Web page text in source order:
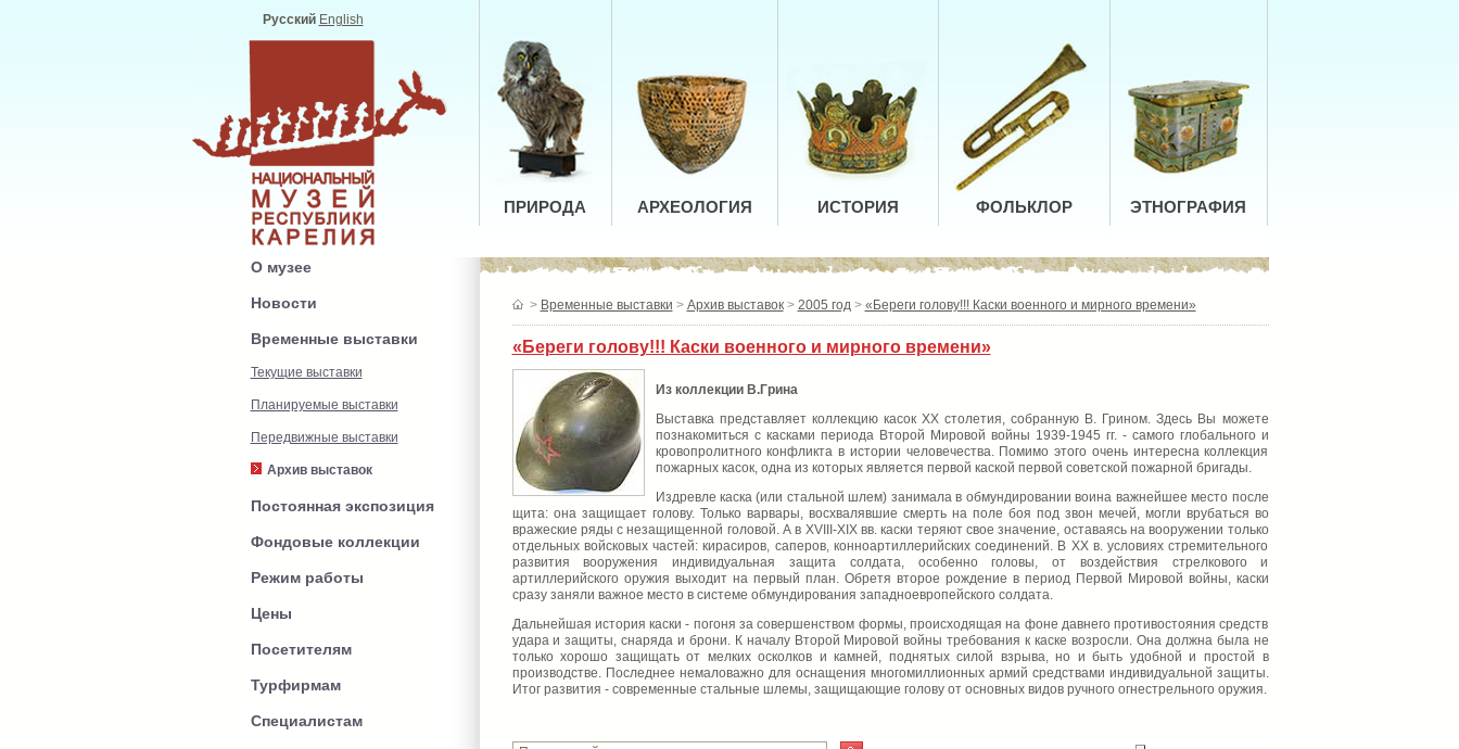
Русский English
ПРИРОДА АРХЕОЛОГИЯ ИСТОРИЯ ФОЛЬКЛОР ЭТНОГРАФИЯ
О музее
Новости
Временные выставки
Текущие выставки
Планируемые выставки
Передвижные выставки
Архив выставок
Постоянная экспозиция
Фондовые коллекции
Режим работы
Цены
Посетителям
Турфирмам
Специалистам
> Временные выставки > Архив выставок> 2005 год> «Береги голову!!! Каски военного и мирного времени»
«Береги голову!!! Каски военного и мирного времени»
Из коллекции В.Грина
Выставка представляет коллекцию касок ХХ столетия, собранную В. Грином. Здесь Вы можете
познакомиться с касками периода Второй Мировой войны 1939-1945 гг. - самого глобального и
кровопролитного конфликта в истории человечества. Помимо этого очень интересна коллекция
пожарных касок, одна из которых является первой каской первой советской пожарной бригады.
Издревле каска (или стальной шлем) занимала в обмундировании воина важнейшее место после
щита: она защищает голову. Только варвары, восхвалявшие смерть на поле боя под звон мечей, могли врубаться во
вражеские ряды с незащищенной головой. А в XVIII-XIX вв. каски теряют свое значение, оставаясь на вооружении только
отдельных войсковых частей: кирасиров, саперов, конноартиллерийских соединений. В ХХ в. условиях стремительного
развития вооружения индивидуальная защита солдата, особенно головы, от воздействия стрелкового и
артиллерийского оружия выходит на первый план. Обретя второе рождение в период Первой Мировой войны, каски
сразу заняли важное место в системе обмундирования западноевропейского солдата.
Дальнейшая история каски - погоня за совершенством формы, происходящая на фоне давнего противостояния средств
удара и защиты, снаряда и брони. К началу Второй Мировой войны требования к каске возросли. Она должна была не
только хорошо защищать от мелких осколков и камней, поднятых силой взрыва, но и быть удобной и простой в
производстве. Последнее немаловажно для оснащения многомиллионных армий средствами индивидуальной защиты.
Итог развития - современные стальные шлемы, защищающие голову от основных видов ручного огнестрельного оружия.